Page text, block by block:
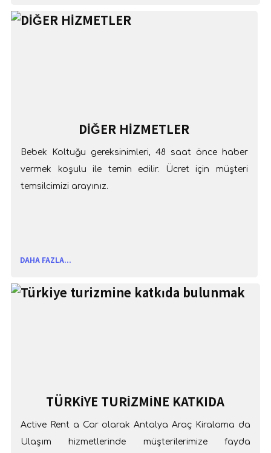
DİĞER HİZMETLER
Bebek Koltuğu gereksinimleri, 48 saat önce haber
vermek koşulu ile temin edilir. Ücret için müşteri
temsilcimizi arayınız.
DAHA FAZLA...
TÜRKIYE TURIZMINE KATKIDA
BULUNMAK
Active Rent a Car olarak Antalya Araç Kiralama da
Ulaşım hizmetlerinde müşterilerimize fayda